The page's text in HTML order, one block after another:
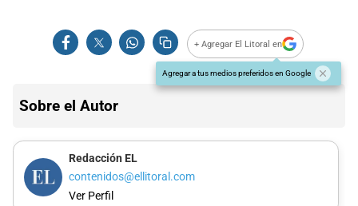
+ Agregar El Litoral en
Agregar a tus medios preferidos en Google
Sobre el Autor
Redacción EL
contenidos@ellitoral.com
Ver Perfil